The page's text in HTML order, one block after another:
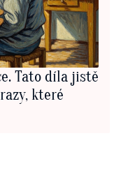
Tato díla jistě
které